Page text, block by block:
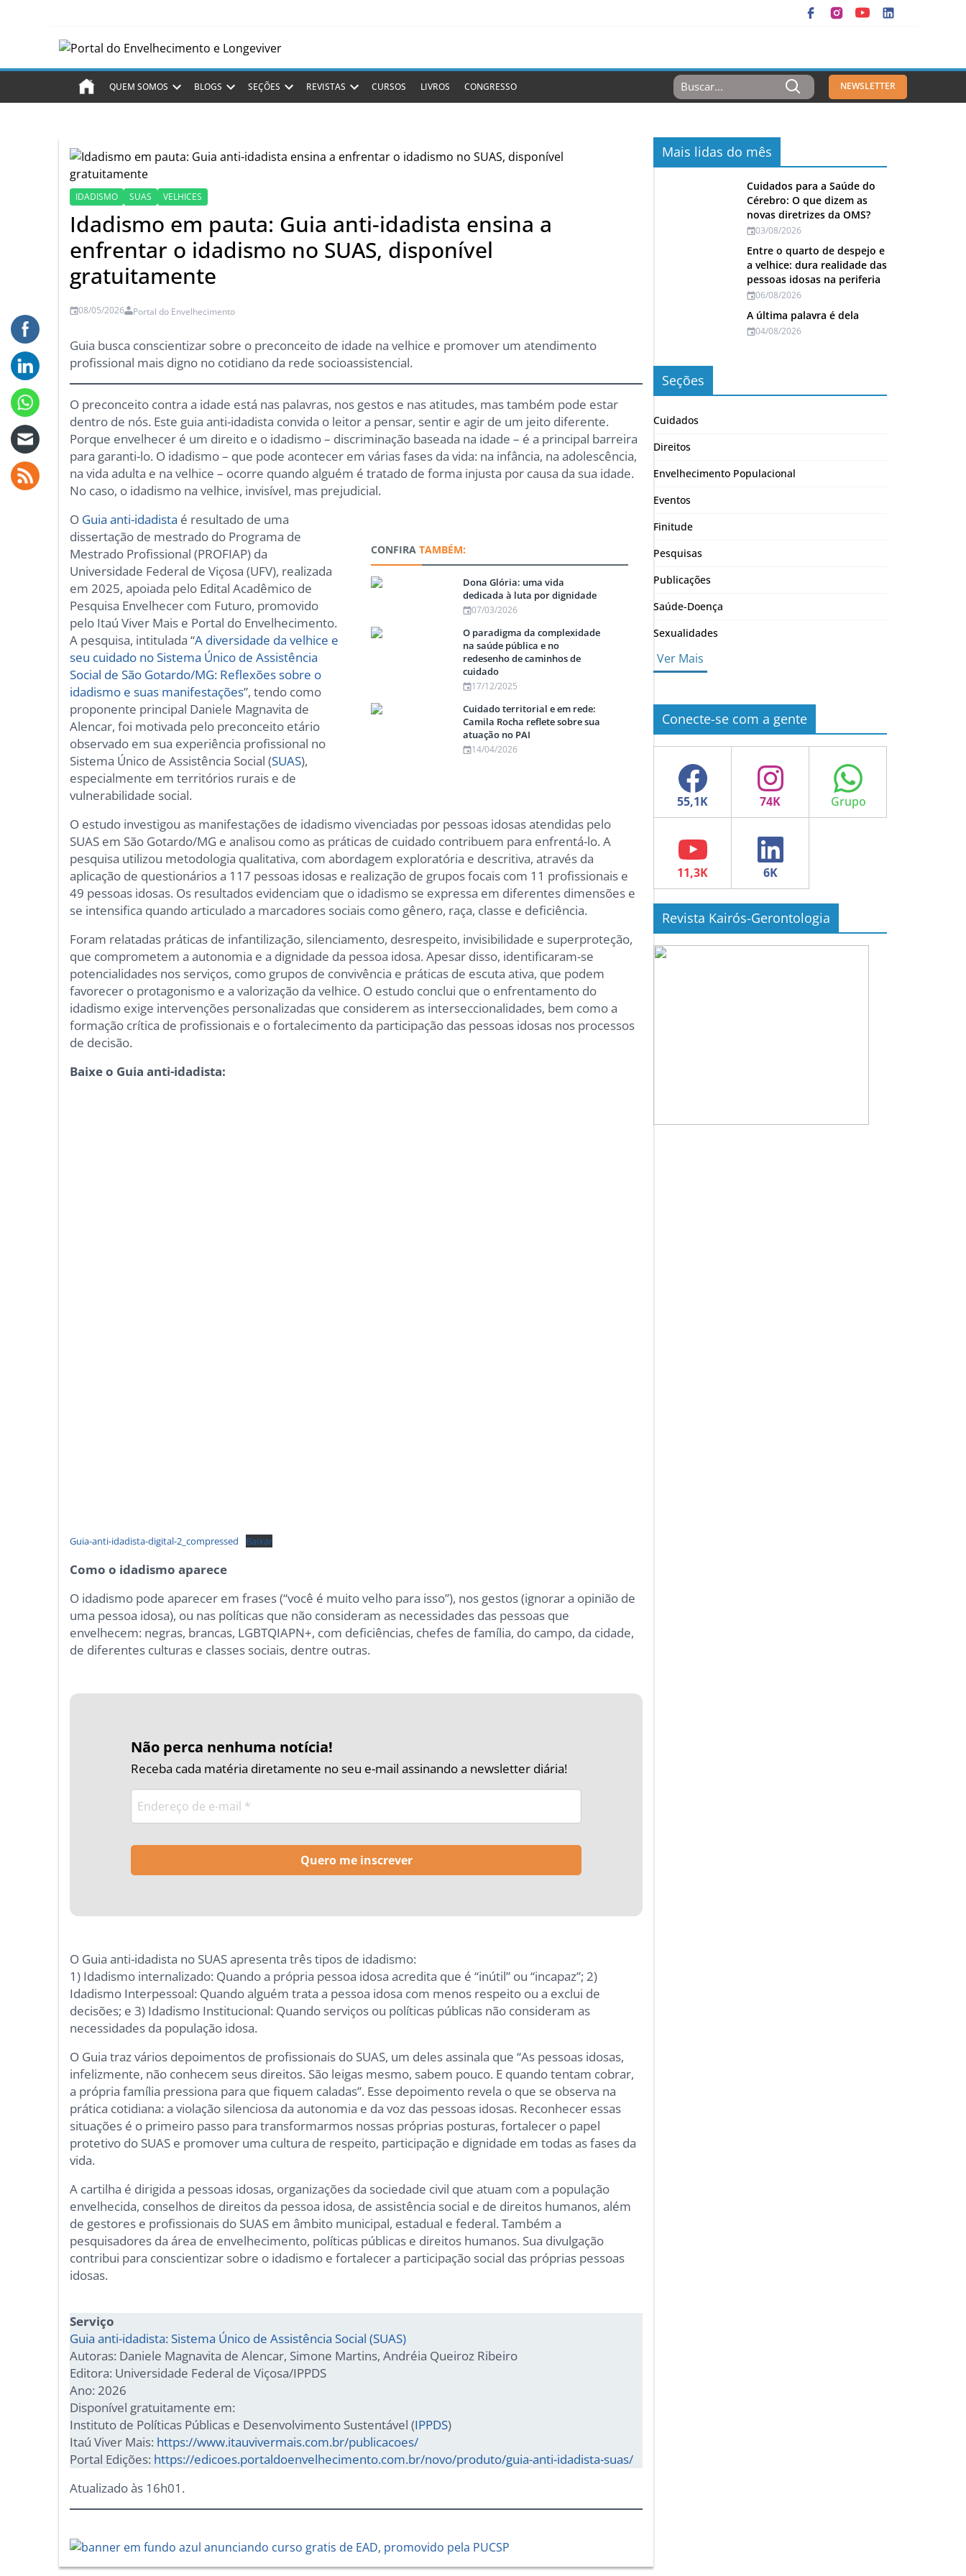
QUEM SOMOS BLOGS SEÇÕES REVISTAS CURSOS LIVROS CONGRESSO
Resultados
Para:
NEWSLETTER
IDADISMO SUAS VELHICES
Idadismo em pauta: Guia anti-idadista ensina a
enfrentar o idadismo no SUAS, disponível
gratuitamente
08/05/2026 Portal do Envelhecimento
Guia busca conscientizar sobre o preconceito de idade na velhice e promover um atendimento
profissional mais digno no cotidiano da rede socioassistencial.
O preconceito contra a idade está nas palavras, nos gestos e nas atitudes, mas também pode estar
dentro de nós. Este guia anti-idadista convida o leitor a pensar, sentir e agir de um jeito diferente.
Porque envelhecer é um direito e o idadismo – discriminação baseada na idade – é a principal barreira
para garanti-lo. O idadismo – que pode acontecer em várias fases da vida: na infância, na adolescência,
na vida adulta e na velhice – ocorre quando alguém é tratado de forma injusta por causa da sua idade.
No caso, o idadismo na velhice, invisível, mas prejudicial.
CONFIRA TAMBÉM:
Dona Glória: uma vida
dedicada à luta por dignidade
07/03/2026
O paradigma da complexidade
na saúde pública e no
redesenho de caminhos de
cuidado
17/12/2025
Cuidado territorial e em rede:
Camila Rocha reflete sobre sua
atuação no PAI
14/04/2026
O Guia anti-idadista é resultado de uma
dissertação de mestrado do Programa de
Mestrado Profissional (PROFIAP) da
Universidade Federal de Viçosa (UFV), realizada
em 2025, apoiada pelo Edital Acadêmico de
Pesquisa Envelhecer com Futuro, promovido
pelo Itaú Viver Mais e Portal do Envelhecimento.
A pesquisa, intitulada “A diversidade da velhice e
seu cuidado no Sistema Único de Assistência
Social de São Gotardo/MG: Reflexões sobre o
idadismo e suas manifestações”, tendo como
proponente principal Daniele Magnavita de
Alencar, foi motivada pelo preconceito etário
observado em sua experiência profissional no
Sistema Único de Assistência Social (SUAS),
especialmente em territórios rurais e de
vulnerabilidade social.
O estudo investigou as manifestações de idadismo vivenciadas por pessoas idosas atendidas pelo
SUAS em São Gotardo/MG e analisou como as práticas de cuidado contribuem para enfrentá-lo. A
pesquisa utilizou metodologia qualitativa, com abordagem exploratória e descritiva, através da
aplicação de questionários a 117 pessoas idosas e realização de grupos focais com 11 profissionais e
49 pessoas idosas. Os resultados evidenciam que o idadismo se expressa em diferentes dimensões e
se intensifica quando articulado a marcadores sociais como gênero, raça, classe e deficiência.
Foram relatadas práticas de infantilização, silenciamento, desrespeito, invisibilidade e superproteção,
que comprometem a autonomia e a dignidade da pessoa idosa. Apesar disso, identificaram-se
potencialidades nos serviços, como grupos de convivência e práticas de escuta ativa, que podem
favorecer o protagonismo e a valorização da velhice. O estudo conclui que o enfrentamento do
idadismo exige intervenções personalizadas que considerem as interseccionalidades, bem como a
formação crítica de profissionais e o fortalecimento da participação das pessoas idosas nos processos
de decisão.
Baixe o Guia anti-idadista:
Guia-anti-idadista-digital-2_compressed Baixar
Como o idadismo aparece
O idadismo pode aparecer em frases (“você é muito velho para isso”), nos gestos (ignorar a opinião de
uma pessoa idosa), ou nas políticas que não consideram as necessidades das pessoas que
envelhecem: negras, brancas, LGBTQIAPN+, com deficiências, chefes de família, do campo, da cidade,
de diferentes culturas e classes sociais, dentre outras.
Não perca nenhuma notícia!
Receba cada matéria diretamente no seu e-mail assinando a newsletter diária!
O Guia anti-idadista no SUAS apresenta três tipos de idadismo:
1) Idadismo internalizado: Quando a própria pessoa idosa acredita que é “inútil” ou “incapaz”; 2)
Idadismo Interpessoal: Quando alguém trata a pessoa idosa com menos respeito ou a exclui de
decisões; e 3) Idadismo Institucional: Quando serviços ou políticas públicas não consideram as
necessidades da população idosa.
O Guia traz vários depoimentos de profissionais do SUAS, um deles assinala que “As pessoas idosas,
infelizmente, não conhecem seus direitos. São leigas mesmo, sabem pouco. E quando tentam cobrar,
a própria família pressiona para que fiquem caladas”. Esse depoimento revela o que se observa na
prática cotidiana: a violação silenciosa da autonomia e da voz das pessoas idosas. Reconhecer essas
situações é o primeiro passo para transformarmos nossas próprias posturas, fortalecer o papel
protetivo do SUAS e promover uma cultura de respeito, participação e dignidade em todas as fases da
vida.
A cartilha é dirigida a pessoas idosas, organizações da sociedade civil que atuam com a população
envelhecida, conselhos de direitos da pessoa idosa, de assistência social e de direitos humanos, além
de gestores e profissionais do SUAS em âmbito municipal, estadual e federal. Também a
pesquisadores da área de envelhecimento, políticas públicas e direitos humanos. Sua divulgação
contribui para conscientizar sobre o idadismo e fortalecer a participação social das próprias pessoas
idosas.
Serviço
Guia anti-idadista: Sistema Único de Assistência Social (SUAS)
Autoras: Daniele Magnavita de Alencar, Simone Martins, Andréia Queiroz Ribeiro
Editora: Universidade Federal de Viçosa/IPPDS
Ano: 2026
Disponível gratuitamente em:
Instituto de Políticas Públicas e Desenvolvimento Sustentável (IPPDS)
Itaú Viver Mais: https://www.itauvivermais.com.br/publicacoes/
Portal Edições: https://edicoes.portaldoenvelhecimento.com.br/novo/produto/guia-anti-idadista-suas/
Atualizado às 16h01.
Mais lidas do mês
Cuidados para a Saúde do
Cérebro: O que dizem as
novas diretrizes da OMS?
03/08/2026
Entre o quarto de despejo e
a velhice: dura realidade das
pessoas idosas na periferia
06/08/2026
A última palavra é dela
04/08/2026
Seções
Cuidados
Direitos
Envelhecimento Populacional
Eventos
Finitude
Pesquisas
Publicações
Saúde-Doença
Sexualidades
Ver Mais
Conecte-se com a gente
Facebook Instagram WhatsApp
YouTube LinkedIn
Revista Kairós-Gerontologia